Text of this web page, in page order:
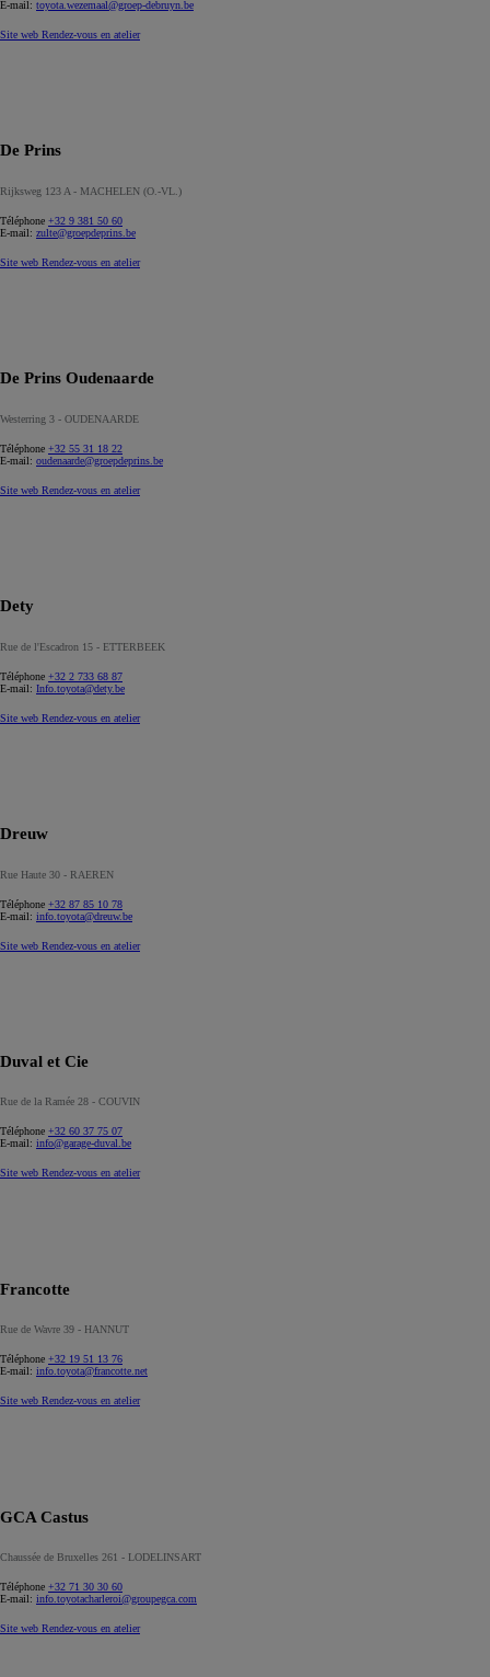
E-mail: toyota.wezemaal@groep-debruyn.be
Site web Rendez-vous en atelier
De Prins
Rijksweg 123 A - MACHELEN (O.-VL.)
Téléphone +32 9 381 50 60
E-mail: zulte@groepdeprins.be
Site web Rendez-vous en atelier
De Prins Oudenaarde
Westerring 3 - OUDENAARDE
Téléphone +32 55 31 18 22
E-mail: oudenaarde@groepdeprins.be
Site web Rendez-vous en atelier
Dety
Rue de l'Escadron 15 - ETTERBEEK
Téléphone +32 2 733 68 87
E-mail: Info.toyota@dety.be
Site web Rendez-vous en atelier
Dreuw
Rue Haute 30 - RAEREN
Téléphone +32 87 85 10 78
E-mail: info.toyota@dreuw.be
Site web Rendez-vous en atelier
Duval et Cie
Rue de la Ramée 28 - COUVIN
Téléphone +32 60 37 75 07
E-mail: info@garage-duval.be
Site web Rendez-vous en atelier
Francotte
Rue de Wavre 39 - HANNUT
Téléphone +32 19 51 13 76
E-mail: info.toyota@francotte.net
Site web Rendez-vous en atelier
GCA Castus
Chaussée de Bruxelles 261 - LODELINSART
Téléphone +32 71 30 30 60
E-mail: info.toyotacharleroi@groupegca.com
Site web Rendez-vous en atelier